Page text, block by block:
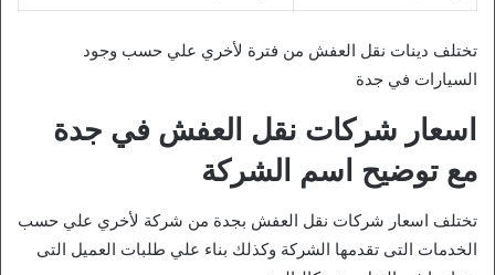
تختلف دينات نقل العفش من فترة لأخري علي حسب وجود
السيارات في جدة
اسعار شركات نقل العفش في جدة
مع توضيح اسم الشركة
تختلف اسعار شركات نقل العفش بجدة من شركة لأخري علي حسب
الخدمات التى تقدمها الشركة وكذلك بناء علي طلبات العميل التى